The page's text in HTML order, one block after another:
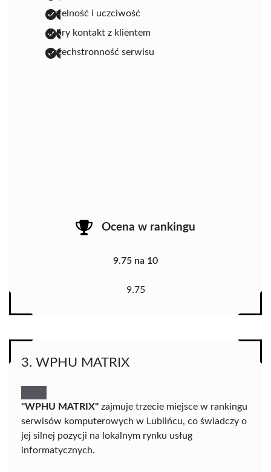
rzetelność i uczciwość
dobry kontakt z klientem
wszechstronność serwisu
Ocena w rankingu
9.75 na 10
9.75
3. WPHU MATRIX
"WPHU MATRIX" zajmuje trzecie miejsce w rankingu
serwisów komputerowych w Lublińcu, co świadczy o
jej silnej pozycji na lokalnym rynku usług
informatycznych.